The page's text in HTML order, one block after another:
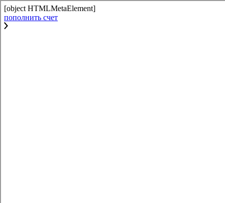
[object HTMLMetaElement]
пополнить счет